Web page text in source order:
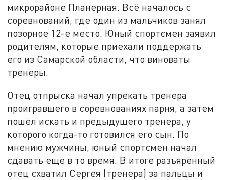
микрорайоне Планерная. Всё началось с
соревнований, где один из мальчиков занял
позорное 12-е место. Юный спортсмен заявил
родителям, которые приехали поддержать
его из Самарской области, что виноваты
тренеры.
Отец отпрыска начал упрекать тренера
проигравшего в соревнованиях парня, а затем
пошёл искать и предыдущего тренера, у
которого когда-то готовился его сын. По
мнению мужчины, юный спортсмен начал
сдавать ещё в то время. В итоге разъярённый
отец схватил Сергея (тренера) за пальцы и